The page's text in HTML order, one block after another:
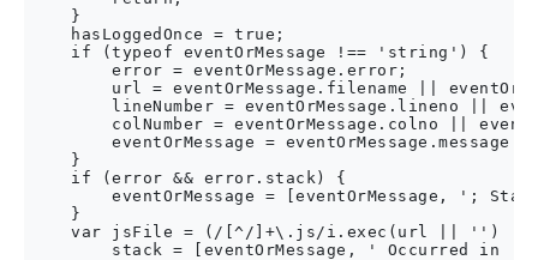
    }
    hasLoggedOnce = true;
    if (typeof eventOrMessage !== 'string') {
        error = eventOrMessage.error;
url = eventOrMessage.filename ||
lineNumber = eventOrMessage.lineno ||
colNumber = eventOrMessage.colno ||
eventOrMessage = eventOrMessage.message
    }
    if (error && error.stack) {
eventOrMessage = [eventOrMessage, ';
    }
var jsFile = (/[^/]+\.js/i.exec(url || '')
stack = [eventOrMessage, ' Occurred in